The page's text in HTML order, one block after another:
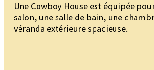
Une Cowboy House est équipée
salon, une salle de bain, une
véranda extérieure spacieuse.